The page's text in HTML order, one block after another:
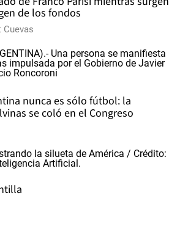
de los fondos
nunca es sólo fútbol: la
se coló en el Congreso